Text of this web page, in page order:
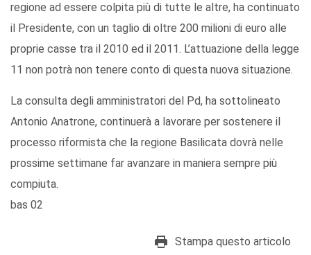
regione ad essere colpita più di tutte le altre, ha continuato
il Presidente, con un taglio di oltre 200 milioni di euro alle
proprie casse tra il 2010 ed il 2011. L’attuazione della legge
11 non potrà non tenere conto di questa nuova situazione.
La consulta degli amministratori del Pd, ha sottolineato
Antonio Anatrone, continuerà a lavorare per sostenere il
processo riformista che la regione Basilicata dovrà nelle
prossime settimane far avanzare in maniera sempre più
compiuta.
bas 02
Stampa questo articolo